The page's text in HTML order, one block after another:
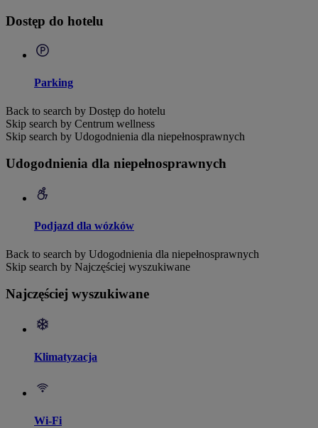
Dostęp do hotelu
Parking
Back to search by Dostęp do hotelu
Skip search by Centrum wellness
Skip search by Udogodnienia dla niepełnosprawnych
Udogodnienia dla niepełnosprawnych
Podjazd dla wózków
Back to search by Udogodnienia dla niepełnosprawnych
Skip search by Najczęściej wyszukiwane
Najczęściej wyszukiwane
Klimatyzacja
Wi-Fi